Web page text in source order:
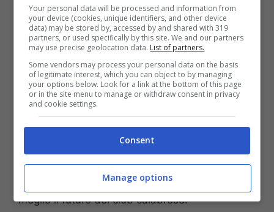
Ultime Reggina: il futuro è
ancora tutto da scrivere
Il futuro dellaRegginaè ancora tutto da
scrivere e non ci resta che aspettare le
chiaro. Ma il passo indietro di Manuele
complica un po’ il cammino della squadra
amaranto. Vedremo cosa succederà e non ci
resta che aspettare i prossimi giorni per capire
meglio il futuro del club calabrese.
Your personal data will be processed and information from
your device (cookies, unique identifiers, and other device
data) may be stored by, accessed by and shared with 319
partners, or used specifically by this site. We and our partners
may use precise geolocation data. List of partners.
Some vendors may process your personal data on the basis
of legitimate interest, which you can object to by managing
your options below. Look for a link at the bottom of this page
or in the site menu to manage or withdraw consent in privacy
and cookie settings.
Consent
Manage options